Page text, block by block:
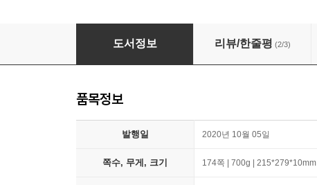
아티스트를 위한 인체 드로잉
도서정보 리뷰/한줄평 (2/3)
품목정보
발행일 2020년 10월 05일
쪽수, 무게, 크기 174쪽 | 700g | 215*279*10mm